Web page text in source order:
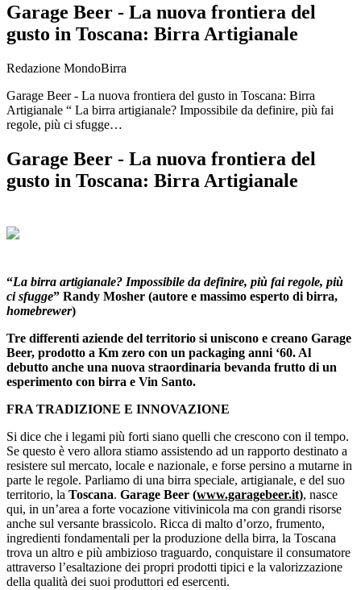
Garage Beer - La nuova frontiera del
gusto in Toscana: Birra Artigianale
Redazione MondoBirra
Garage Beer - La nuova frontiera del gusto in Toscana: Birra
Artigianale “ La birra artigianale? Impossibile da definire, più fai
regole, più ci sfugge…
Garage Beer - La nuova frontiera del
gusto in Toscana: Birra Artigianale
“La birra artigianale? Impossibile da definire, più fai regole, più
ci sfugge” Randy Mosher (autore e massimo esperto di birra,
homebrewer)
Tre differenti aziende del territorio si uniscono e creano Garage
Beer, prodotto a Km zero con un packaging anni ‘60. Al
debutto anche una nuova straordinaria bevanda frutto di un
esperimento con birra e Vin Santo.
FRA TRADIZIONE E INNOVAZIONE
Si dice che i legami più forti siano quelli che crescono con il tempo.
Se questo è vero allora stiamo assistendo ad un rapporto destinato a
resistere sul mercato, locale e nazionale, e forse persino a mutarne in
parte le regole. Parliamo di una birra speciale, artigianale, e del suo
territorio, la Toscana. Garage Beer (www.garagebeer.it), nasce
qui, in un’area a forte vocazione vitivinicola ma con grandi risorse
anche sul versante brassicolo. Ricca di malto d’orzo, frumento,
ingredienti fondamentali per la produzione della birra, la Toscana
trova un altro e più ambizioso traguardo, conquistare il consumatore
attraverso l’esaltazione dei propri prodotti tipici e la valorizzazione
della qualità dei suoi produttori ed esercenti.